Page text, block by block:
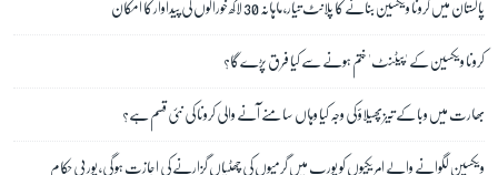
پاکستان میں کرونا ویکسین بنانے کا پلانٹ تیار، ماہانہ 30 لاکھ خوراکوں کی پیداوار کا امکان
کرونا ویکسین کے 'پیٹنٹ' ختم ہونے سے کیا فرق پڑے گا؟
بھارت میں وبا کے تیز پھیلاؤ کی وجہ کیا وہاں سامنے آنے والی کرونا کی نئی قسم ہے؟
ویکسین لگوانے والے امریکیوں کو یورپ میں گرمیوں کی چھٹیاں گزارنے کی اجازت ہو گی، یورپی حکام